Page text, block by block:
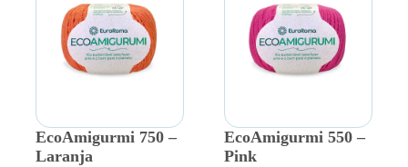
EcoAmigurmi 750 –
Laranja
EcoAmigurmi 550 –
Pink